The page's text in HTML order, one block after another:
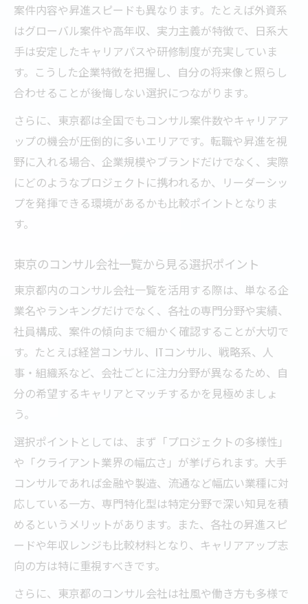
案件内容や昇進スピードも異なります。たとえば外資系
はグローバル案件や高年収、実力主義が特徴で、日系大
手は安定したキャリアパスや研修制度が充実していま
す。こうした企業特徴を把握し、自分の将来像と照らし
合わせることが後悔しない選択につながります。
さらに、東京都は全国でもコンサル案件数やキャリアア
ップの機会が圧倒的に多いエリアです。転職や昇進を視
野に入れる場合、企業規模やブランドだけでなく、実際
にどのようなプロジェクトに携われるか、リーダーシッ
プを発揮できる環境があるかも比較ポイントとなりま
す。
東京のコンサル会社一覧から見る選択ポイント
東京都内のコンサル会社一覧を活用する際は、単なる企
業名やランキングだけでなく、各社の専門分野や実績、
社員構成、案件の傾向まで細かく確認することが大切で
す。たとえば経営コンサル、ITコンサル、戦略系、人
事・組織系など、会社ごとに注力分野が異なるため、自
分の希望するキャリアとマッチするかを見極めましょ
う。
選択ポイントとしては、まず「プロジェクトの多様性」
や「クライアント業界の幅広さ」が挙げられます。大手
コンサルであれば金融や製造、流通など幅広い業種に対
応している一方、専門特化型は特定分野で深い知見を積
めるというメリットがあります。また、各社の昇進スピ
ードや年収レンジも比較材料となり、キャリアアップ志
向の方は特に重視すべきです。
さらに、東京都のコンサル会社は社風や働き方も多様で